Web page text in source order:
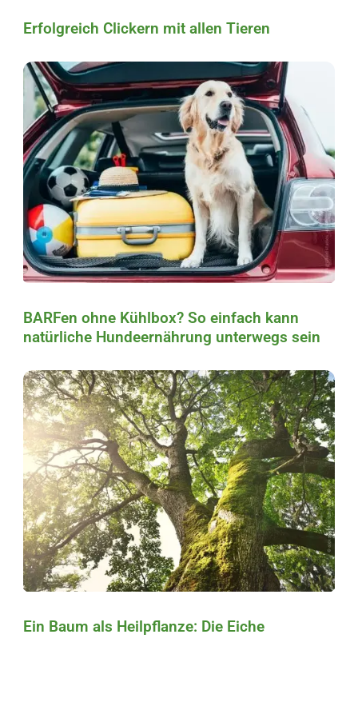
Erfolgreich Clickern mit allen Tieren
BARFen ohne Kühlbox? So einfach kann
natürliche Hundeernährung unterwegs sein
Ein Baum als Heilpflanze: Die Eiche